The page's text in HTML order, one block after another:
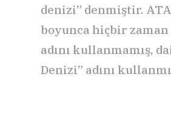
denizi” denmiştir.
boyunca hiçbir zaman
adını kullanmamış,
Denizi” adını